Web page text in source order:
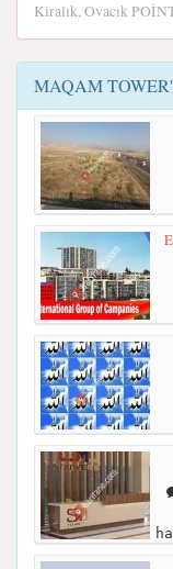
Kiralık, Ovacık
MAQAM